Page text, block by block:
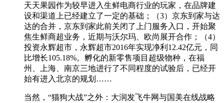
天天果园作为较早进入生鲜电商行业的玩家，在品牌建
设和渠道上已经建立了一定的基础；（3）京东到家与达
达的合并，京东到家此前关闭了上门服务入口，开始聚
焦生鲜商超业务，近期与沃尔玛、欧尚展开合作；（4）
投资永辉超市，永辉超市2016年实现净利12.42亿元，同
比增长105.18%。孵化的新零售项目超级物种，在福
州、上海、南京三地进行了不同程度的试验后，已经开
始有进入北京的规划……
当然，“猫狗大战”之外：大润发飞牛网与国美在线战略